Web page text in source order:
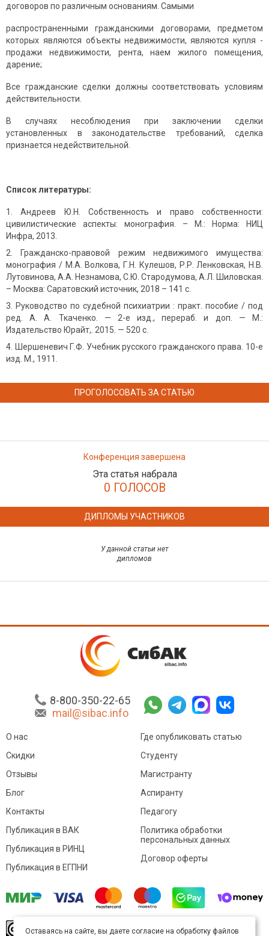
договоров по различным основаниям. Самыми
распространенными гражданскими договорами, предметом
которых являются объекты недвижимости, являются купля -
продажи недвижимости, рента, наем жилого помещения,
дарение;
Все гражданские сделки должны соответствовать условиям
действительности.
В случаях несоблюдения при заключении сделки
установленных в законодательстве требований, сделка
признается недействительной.
Список литературы:
Андреев Ю.Н. Собственность и право собственности:
цивилистические аспекты: монография. – М.: Норма: НИЦ
Инфра, 2013.
Гражданско-правовой режим недвижимого имущества:
монография / М.А. Волкова, Г.Н. Кулешов, Р.Р. Ленковская, Н.В.
Лутовинова, А.А. Незнамова, С.Ю. Стародумова, А.Л. Шиловская.
– Москва: Саратовский источник, 2018 – 141 с.
Руководство по судебной психиатрии : практ. пособие / под
ред. А. А. Ткаченко. — 2-е изд., перераб. и доп. — М.:
Издательство Юрайт,. 2015. — 520 с.
Шершеневич Г.Ф. Учебник русского гражданского права. 10-е
изд. М., 1911.
ПРОГОЛОСОВАТЬ ЗА СТАТЬЮ
Конференция завершена
Эта статья набрала
0 ГОЛОСОВ
ДИПЛОМЫ УЧАСТНИКОВ
У данной статьи нет
дипломов
8-800-350-22-65
mail@sibac.info
О нас
Скидки
Отзывы
Блог
Контакты
Где опубликовать статью
Студенту
Магистранту
Аспиранту
Педагогу
Публикация в ВАК
Публикация в РИНЦ
Публикация в ЕГПНИ
Политика обработки
персональных данных
Договор оферты
Оставаясь на сайте, вы даете согласие на обработку файлов